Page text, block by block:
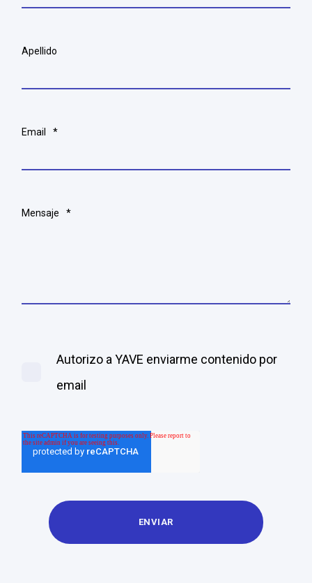
Apellido
Email *
Mensaje *
Autorizo a YAVE enviarme contenido por
email